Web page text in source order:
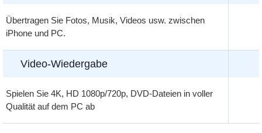
Übertragen Sie Fotos, Musik, Videos usw. zwischen
iPhone und PC.
Video-Wiedergabe
Spielen Sie 4K, HD 1080p/720p, DVD-Dateien in voller
Qualität auf dem PC ab